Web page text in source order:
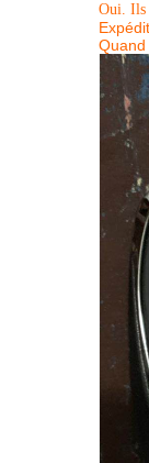
Oui. Ils